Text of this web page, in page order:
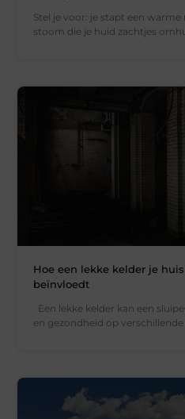
Stel je voor: je stapt een
stoom die je huid zachtjes
Hoe een lekke kelder je
beïnvloedt
Een lekke kelder kan een
en gezondheid op